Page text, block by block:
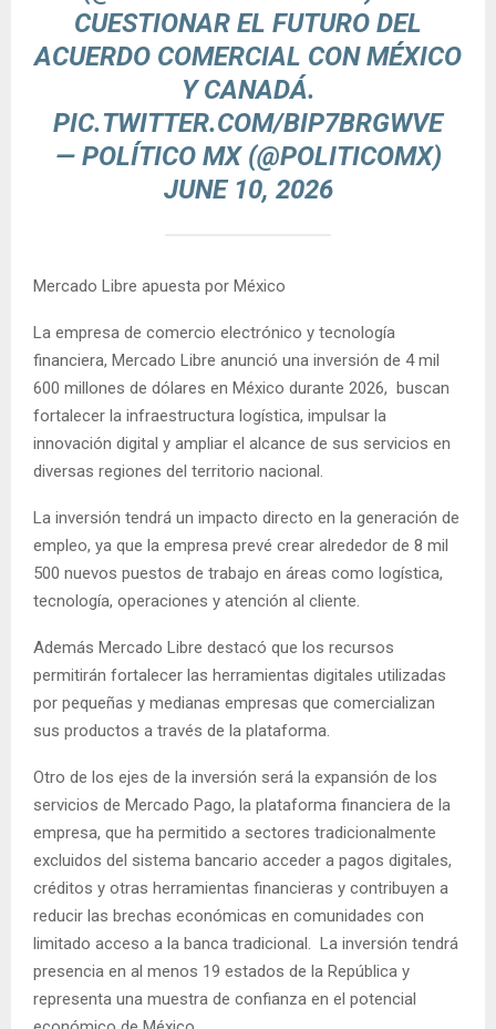
CUESTIONAR EL FUTURO DEL
ACUERDO COMERCIAL CON MÉXICO
Y CANADÁ.
PIC.TWITTER.COM/BIP7BRGWVE
— POLÍTICO MX (@POLITICOMX)
JUNE 10, 2026
Mercado Libre apuesta por México
La empresa de comercio electrónico y tecnología
financiera, Mercado Libre anunció una inversión de 4 mil
600 millones de dólares en México durante 2026, buscan
fortalecer la infraestructura logística, impulsar la
innovación digital y ampliar el alcance de sus servicios en
diversas regiones del territorio nacional.
La inversión tendrá un impacto directo en la generación de
empleo, ya que la empresa prevé crear alrededor de 8 mil
500 nuevos puestos de trabajo en áreas como logística,
tecnología, operaciones y atención al cliente.
Además Mercado Libre destacó que los recursos
permitirán fortalecer las herramientas digitales utilizadas
por pequeñas y medianas empresas que comercializan
sus productos a través de la plataforma.
Otro de los ejes de la inversión será la expansión de los
servicios de Mercado Pago, la plataforma financiera de la
empresa, que ha permitido a sectores tradicionalmente
excluidos del sistema bancario acceder a pagos digitales,
créditos y otras herramientas financieras y contribuyen a
reducir las brechas económicas en comunidades con
limitado acceso a la banca tradicional. La inversión tendrá
presencia en al menos 19 estados de la República y
representa una muestra de confianza en el potencial